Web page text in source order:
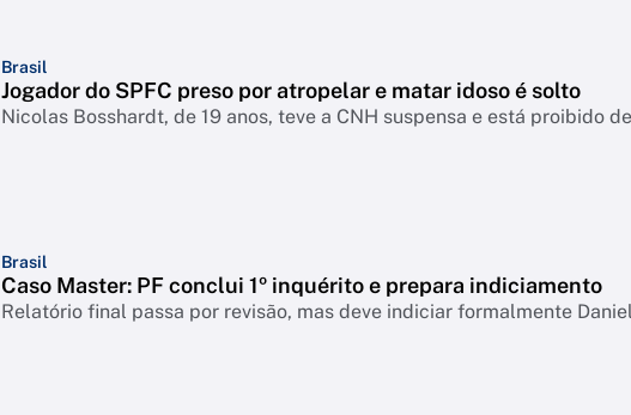
Brasil
Jogador do SPFC preso por atropelar e matar idoso é solto
Nicolas Bosshardt, de 19 anos, teve a CNH suspensa e está proibido
Brasil
Caso Master: PF conclui 1º inquérito e prepara indiciamento
Relatório final passa por revisão, mas deve indiciar formalmente